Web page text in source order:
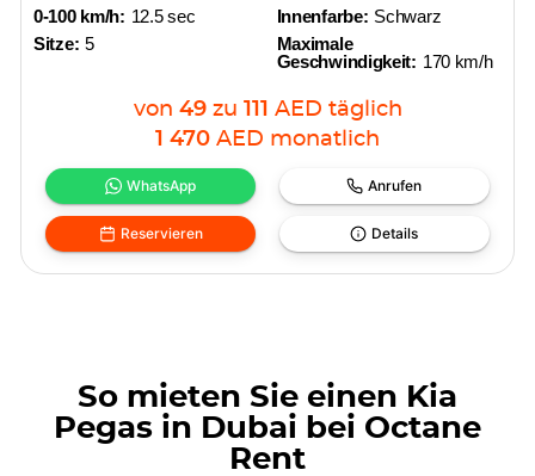
0-100 km/h: 12.5 sec
Sitze: 5
Innenfarbe: Schwarz
Maximale
Geschwindigkeit: 170 km/h
von 49 zu 111 AED täglich
1 470 AED monatlich
WhatsApp Anrufen
Reservieren Details
So mieten Sie einen Kia
Pegas in Dubai bei Octane
Rent